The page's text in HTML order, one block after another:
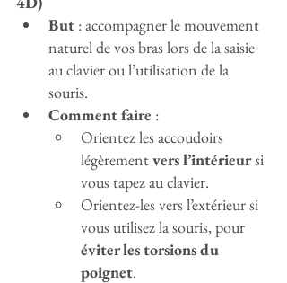
But : accompagner le mouvement
naturel de vos bras lors de la saisie
au clavier ou l’utilisation de la
souris.
Comment faire :
Orientez les accoudoirs
légèrement vers l’intérieur si
vous tapez au clavier.
Orientez-les vers l’extérieur si
vous utilisez la souris, pour
éviter les torsions du
poignet.